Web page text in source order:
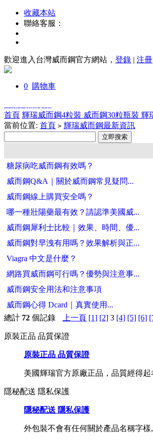
收藏本站
聯絡客服：
歡迎進入台灣威而鋼官方網站， 登錄 | 注冊
0 購物車
首頁 輝瑞威而鋼4粒裝 威而鋼30粒瓶裝 輝
當前位置: 首頁 > 輝瑞威而鋼最新資訊
糖尿病吃威而鋼有效嗎？
威而鋼Q&A｜關於威而鋼常見疑問...
威而鋼線上購買安全嗎？
哪一種壯陽藥最有效？請認準美國威...
威而鋼犀利士比較｜效果、時間、優...
威而鋼對早洩有用嗎？效果解析與正...
Viagra 中文是什麼？
網路買威而鋼可行嗎？優勢與注意事...
威而鋼安全用法和注意事項
威而鋼心得 Dcard｜真實使用...
總計 72 個記錄 上一頁 [1] [2] 3 [4] [5] [6]
原裝正品 品質保證
原裝正品 品質保證
美國輝瑞官方原廠正品，品質經得起
隱秘配送 隱私保護
隱秘配送 隱私保護
外包裝不會有任何關於產品名稱字樣